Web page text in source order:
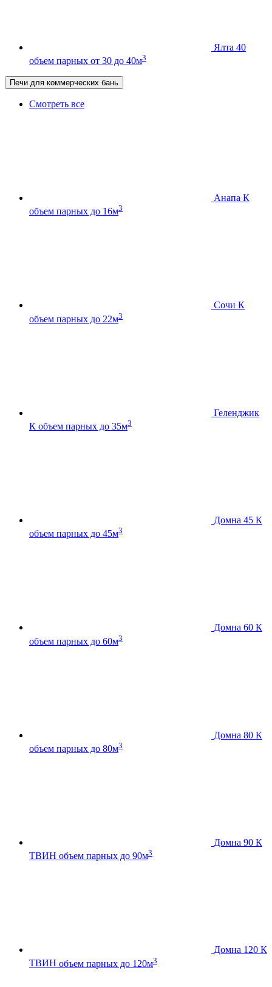
Ялта 40
объем парных от 30 до 40м3
Печи для коммерческих бань
Смотреть все
Анапа К
объем парных до 16м3
Сочи К
объем парных до 22м3
Геленджик
К объем парных до 35м3
Домна 45 К
объем парных до 45м3
Домна 60 К
объем парных до 60м3
Домна 80 К
объем парных до 80м3
Домна 90 К
ТВИН объем парных до 90м3
Домна 120 К
ТВИН объем парных до 120м3